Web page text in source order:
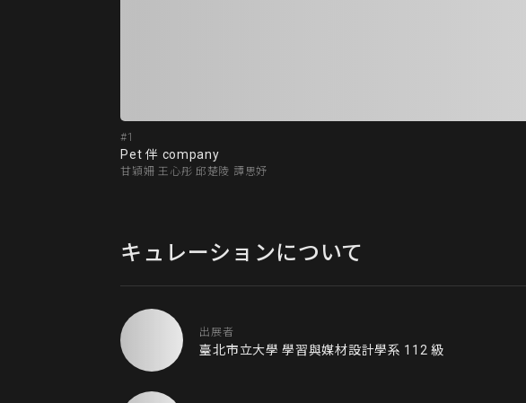
#1
Pet 伴 company
甘穎姍 王心彤 邱楚陵 譚思妤
キュレーションについて
出展者
臺北市立大學 學習與媒材設計學系 112 級